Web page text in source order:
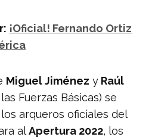
¡Oficial! Fernando Ortiz
Miguel Jiménez y Raúl
Fuerzas Básicas) se
arqueros oficiales del
alApertura 2022, los